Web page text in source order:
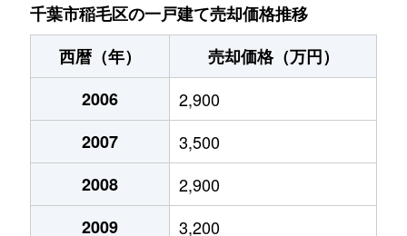
黒砂台
38,000万円 稲毛
徒歩13分
黒砂台
5,600万円 みどり台
徒歩7分
小仲台
小仲台
2,500万円
千葉市稲毛区の一戸建て売却価格推移
西暦（年）
売却価格（万円）
2006
2,900
2007
3,500
2008
2,900
2009
3,200